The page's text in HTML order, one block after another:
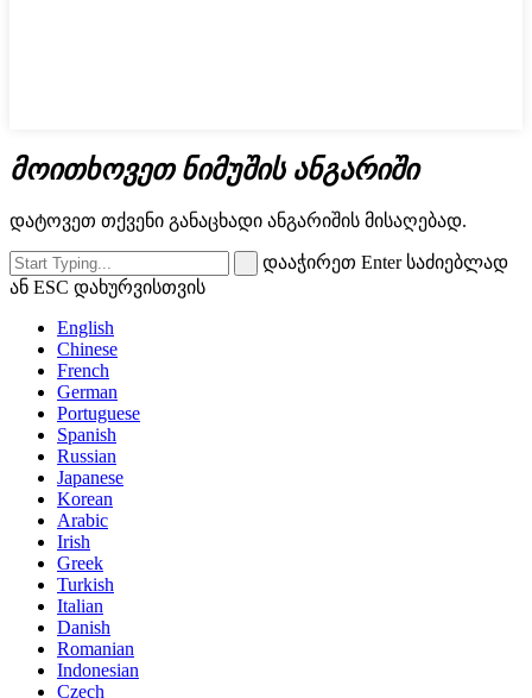
მოითხოვეთ ნიმუშის ანგარიში
დატოვეთ თქვენი განაცხადი ანგარიშის მისაღებად.
დააჭირეთ Enter საძიებლად
ან ESC დახურვისთვის
English
Chinese
French
German
Portuguese
Spanish
Russian
Japanese
Korean
Arabic
Irish
Greek
Turkish
Italian
Danish
Romanian
Indonesian
Czech